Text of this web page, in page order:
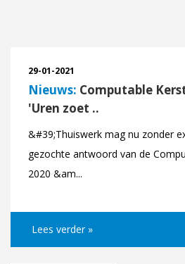
29-01-2021
Nieuws: Computable
'Uren zoet ..
&#39;Thuiswerk mag nu zonder
gezochte antwoord van de
2020 &am...
Lees verder »